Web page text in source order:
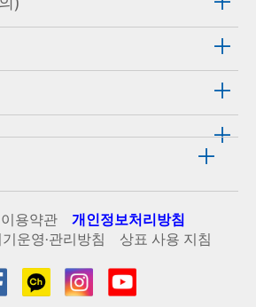
이용약관
개인정보처리방침
운영·관리방침
상표 사용 지침